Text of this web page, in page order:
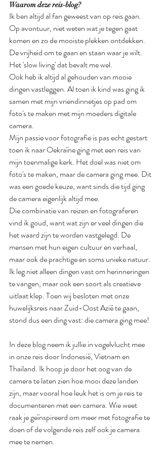
Waarom deze reis-blog?
Ik ben altijd al fan geweest van op reis gaan.
Op avontuur, niet weten wat je tegen gaat
komen en zo de mooiste plekken ontdekken.
De vrijheid om te gaan en staan waar je wilt.
Het 'slow living' dat bevalt me wel.
Ook heb ik altijd al gehouden van mooie
dingen vastleggen. Al toen ik kind was ging ik
samen met mijn vriendinnetjes op pad om
foto's te maken met mijn moeders digitale
camera.
Mijn passie voor fotografie is pas echt gestart
toen ik naar Oekraïne ging met een reis van
mijn toenmalige kerk. Het doel was niet om
foto's te maken, maar de camera ging mee. Dit
was een goede keuze, want sinds die tijd ging
de camera eigenlijk altijd mee.
Die combinatie van reizen en fotograferen
vind ik goud, want wat zijn er veel dingen die
het waard zijn te worden vastgelegd. De
mensen met hun eigen cultuur en verhaal,
maar ook de prachtige en soms unieke natuur.
Ik leg niet alleen dingen vast om herinneringen
te vangen, maar ook een soort als creatieve
uitlaat klep. Toen wij besloten met onze
huwelijksreis naar Zuid-Oost Azië te gaan,
stond dus een ding vast: die camera ging mee!
In deze blog neem ik jullie in vogelvlucht mee
in onze reis door Indonesië, Vietnam en
Thailand. Ik hoop je door het oog van de
camera te laten zien hoe mooi deze landen
zijn, maar vooral hoe leuk het is om je reis te
documenteren met een camera. Wie weet
raak je geïnspireerd om meer met fotografie te
doen of de volgende reis zelf ook je camera
mee te nemen.